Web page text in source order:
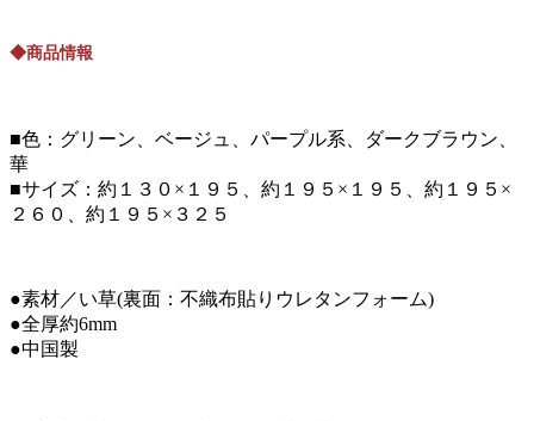
◆商品情報
■色：グリーン、ベージュ、パープル系、ダークブラウン、
華
■サイズ：約１３０×１９５、約１９５×１９５、約１９５×
２６０、約１９５×３２５
●素材／い草(裏面：不織布貼りウレタンフォーム)
●全厚約6mm
●中国製